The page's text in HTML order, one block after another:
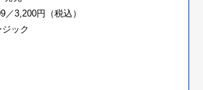
3,200円（税込）
ック